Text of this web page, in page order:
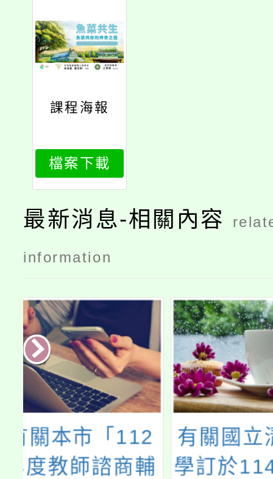
課程海報
檔案下載
最新消息-相關內容
information
有關國立清華大
學訂於114年5月
正覺
辦理